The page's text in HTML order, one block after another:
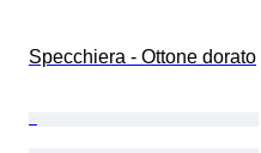
Specchiera - Ottone dorato